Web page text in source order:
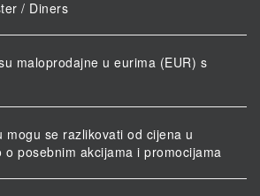
/ Diners
maloprodajne u eurima (EUR) s
mogu se razlikovati od cijena u
o posebnim akcijama i promocijama